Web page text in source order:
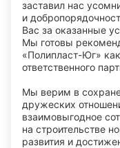
заставил нас
и
Вас за оказанные
Мы готовы
«Полипласт-Юг»
ответственного
Мы верим в
дружеских
взаимовыгодное
на строительстве
развития и